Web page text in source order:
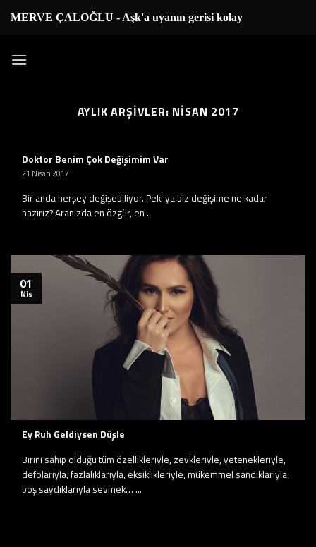
atlaMERVE ÇALOĞLU - Aşk'a uyanın gerisi kolay...
AYLIK ARŞIVLER: NISAN 2017
Doktor Benim Çok Değişimim Var
21 Nisan 2017
Bir anda herşey değişebiliyor. Peki ya biz değişime ne kadar
hazırız? Aranızda en özgür, en ...
Ey Ruh Geldiysen Düşle
Birini sahip olduğu tüm özellikleriyle, zevkleriyle, yetenekleriyle,
defolarıyla, fazlalıklarıyla, eksiklikleriyle, mükemmel sandıklarıyla,
boş saydıklarıyla sevmek… ...
01
Nis